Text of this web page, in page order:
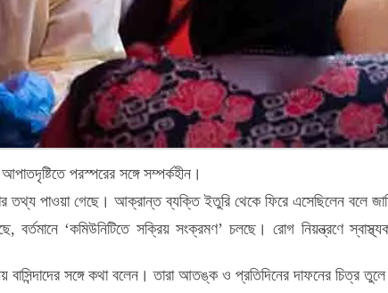
পরস্পরের সঙ্গে সম্পর্কহীন।
তথ্য পাওয়া গেছে। আক্রান্ত ব্যক্তি ইতুরি থেকে ফিরে এসেছিলেন বলে
‘কমিউনিটিতে সক্রিয় সংক্রমণ’ চলছে। রোগ নিয়ন্ত্রণে
বাসিন্দাদের সঙ্গে কথা বলেন। তারা আতঙ্ক ও প্রতিদিনের দাফনের চিত্র